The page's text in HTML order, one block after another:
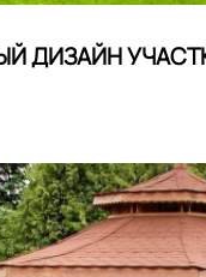
ДИЗАЙН